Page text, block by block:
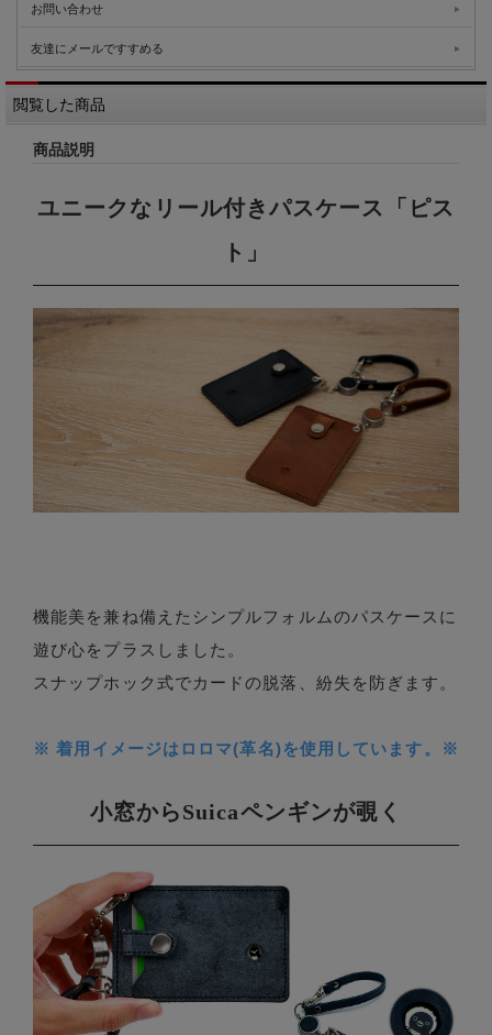
お問い合わせ
友達にメールですすめる
閲覧した商品
商品説明
ユニークなリール付きパスケース「ピス
ト」
機能美を兼ね備えたシンプルフォルムのパスケースに
遊び心をプラスしました。
スナップホック式でカードの脱落、紛失を防ぎます。
※ 着用イメージはロロマ(革名)を使用しています。※
小窓からSuicaペンギンが覗く